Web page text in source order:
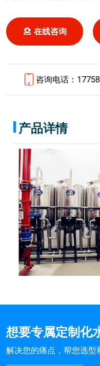
在线咨询
咨询电话：
产品详情
想要专属定制化
解决您的痛点，帮您选型